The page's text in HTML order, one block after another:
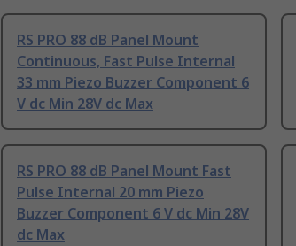
RS PRO 88 dB Panel Mount
Continuous, Fast Pulse Internal
33 mm Piezo Buzzer Component 6
V dc Min 28V dc Max
RS PRO 88 dB Panel Mount Fast
Pulse Internal 20 mm Piezo
Buzzer Component 6 V dc Min 28V
dc Max